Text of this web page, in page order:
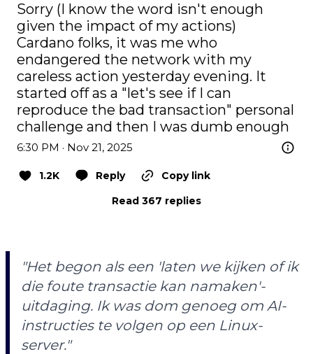
Sorry (I know the word isn't enough
given the impact of my actions)
Cardano folks, it was me who
endangered the network with my
careless action yesterday evening. It
started off as a "let's see if I can
reproduce the bad transaction" personal
challenge and then I was dumb enough
6:30 PM · Nov 21, 2025
1.2K Reply
Copy link
Read 367 replies
"Het begon als een 'laten we kijken of ik
die foute transactie kan namaken'-
uitdaging. Ik was dom genoeg om AI-
instructies te volgen op een Linux-
server."